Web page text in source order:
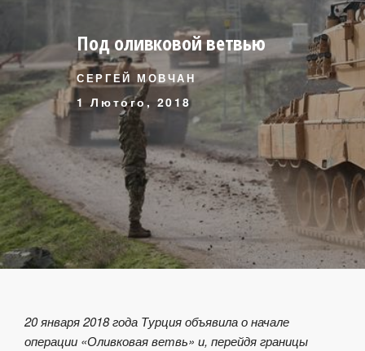
Под оливковой ветвью
СЕРГЕЙ МОВЧАН
1 Лютого, 2018
20 января 2018 года Турция объявила о начале
операции «Оливковая ветвь» и, перейдя границы